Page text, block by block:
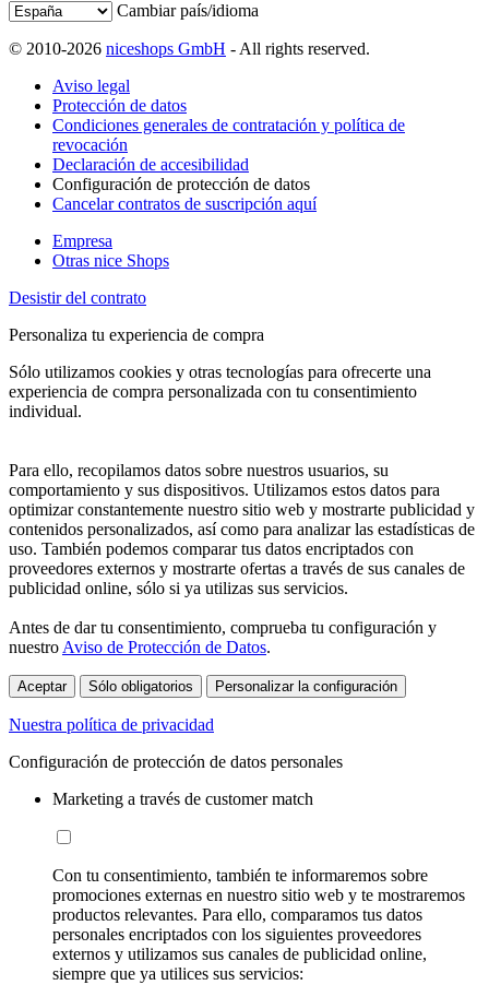
Cambiar país/idioma
© 2010-2026 niceshops GmbH - All rights reserved.
Aviso legal
Protección de datos
Condiciones generales de contratación y política de
revocación
Declaración de accesibilidad
Configuración de protección de datos
Cancelar contratos de suscripción aquí
Empresa
Otras nice Shops
Desistir del contrato
Personaliza tu experiencia de compra
Sólo utilizamos cookies y otras tecnologías para ofrecerte una
experiencia de compra personalizada con tu consentimiento
individual.
Para ello, recopilamos datos sobre nuestros usuarios, su
comportamiento y sus dispositivos. Utilizamos estos datos para
optimizar constantemente nuestro sitio web y mostrarte publicidad y
contenidos personalizados, así como para analizar las estadísticas de
uso. También podemos comparar tus datos encriptados con
proveedores externos y mostrarte ofertas a través de sus canales de
publicidad online, sólo si ya utilizas sus servicios.
Antes de dar tu consentimiento, comprueba tu configuración y
nuestro Aviso de Protección de Datos.
Aceptar Sólo obligatorios Personalizar la configuración
Nuestra política de privacidad
Configuración de protección de datos personales
Marketing a través de customer match
Con tu consentimiento, también te informaremos sobre
promociones externas en nuestro sitio web y te mostraremos
productos relevantes. Para ello, comparamos tus datos
personales encriptados con los siguientes proveedores
externos y utilizamos sus canales de publicidad online,
siempre que ya utilices sus servicios: